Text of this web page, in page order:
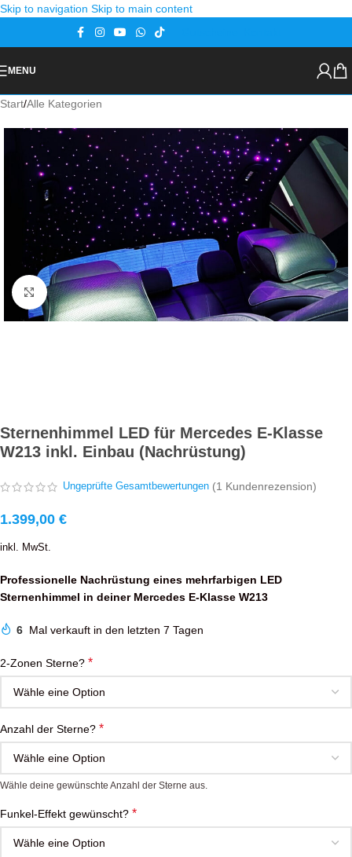
Skip to navigation Skip to main content
MENU
Start/Alle Kategorien
Zoom
Sternenhimmel LED für Mercedes E-Klasse
W213 inkl. Einbau (Nachrüstung)
Ungeprüfte Gesamtbewertungen (1 Kundenrezension)
1.399,00 €
inkl. MwSt.
Professionelle Nachrüstung eines mehrfarbigen LED
Sternenhimmel in deiner Mercedes E-Klasse W213
6 Mal verkauft in den letzten 7 Tagen
2-Zonen Sterne? *
Anzahl der Sterne? *
Wähle deine gewünschte Anzahl der Sterne aus.
Funkel-Effekt gewünscht? *